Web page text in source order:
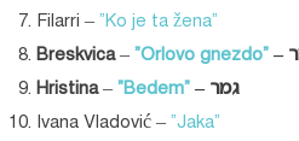
Filarri – “Ko je ta žena”
Breskvica– “Orlovo gnezdo”
Hristina– “Bedem”
– גמר
Ivana Vladović – “Jaka”